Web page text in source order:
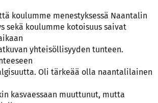
koulumme menestyksessä Naantalin
sekä koulumme kotoisuus saivat
yhteisöllisyyden tunteen.
Oli tärkeää olla naantalilainen
kasvaessaan muuttunut, mutta